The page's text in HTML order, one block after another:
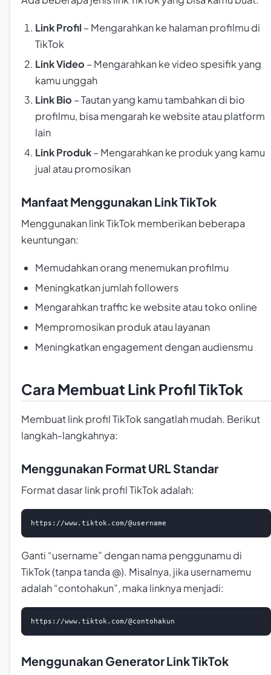
Link Profil– Mengarahkan ke halaman profilmu di
TikTok
Link Video – Mengarahkan ke video spesifik yang
kamu unggah
Link Bio – Tautan yang kamu tambahkan di bio
profilmu, bisa mengarah ke website atau platform
lain
Link Produk– Mengarahkan ke produk yang kamu
jual atau promosikan
Manfaat Menggunakan Link TikTok
Menggunakan link TikTok memberikan beberapa
keuntungan:
Memudahkan orang menemukan profilmu
Meningkatkan jumlah followers
Mengarahkan traffic ke website atau toko online
Mempromosikan produk atau layanan
Meningkatkan engagement dengan audiensmu
Cara Membuat Link Profil TikTok
Membuat link profil TikTok sangatlah mudah. Berikut
langkah-langkahnya:
Menggunakan Format URL Standar
Format dasar link profil TikTok adalah:
https://www.tiktok.com/@username
Ganti “username” dengan nama penggunamu di
TikTok (tanpa tanda @). Misalnya, jika usernamemu
adalah “contohakun”, maka linknya menjadi:
https://www.tiktok.com/@contohakun
Menggunakan Generator Link TikTok